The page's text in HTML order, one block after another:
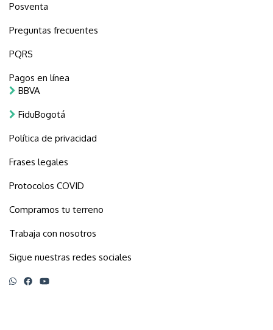
Posventa
Preguntas frecuentes
PQRS
Pagos en línea
BBVA
FiduBogotá
Política de privacidad
Frases legales
Protocolos COVID
Compramos tu terreno
Trabaja con nosotros
Sigue nuestras redes sociales